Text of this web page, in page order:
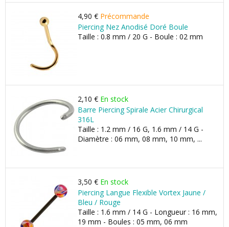
4,90 € Précommande
Piercing Nez Anodisé Doré Boule
Taille : 0.8 mm / 20 G - Boule : 02 mm
2,10 € En stock
Barre Piercing Spirale Acier Chirurgical
316L
Taille : 1.2 mm / 16 G, 1.6 mm / 14 G -
Diamètre : 06 mm, 08 mm, 10 mm, ...
3,50 € En stock
Piercing Langue Flexible Vortex Jaune /
Bleu / Rouge
Taille : 1.6 mm / 14 G - Longueur : 16 mm,
19 mm - Boules : 05 mm, 06 mm